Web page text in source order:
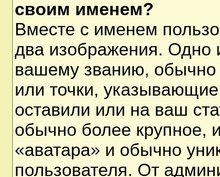
своим именем?
Вместе с именем
два изображения. Одно
вашему званию, обычно
или точки,
оставили или на ваш
обычно более крупное,
«аватара» и обычно
пользователя. От